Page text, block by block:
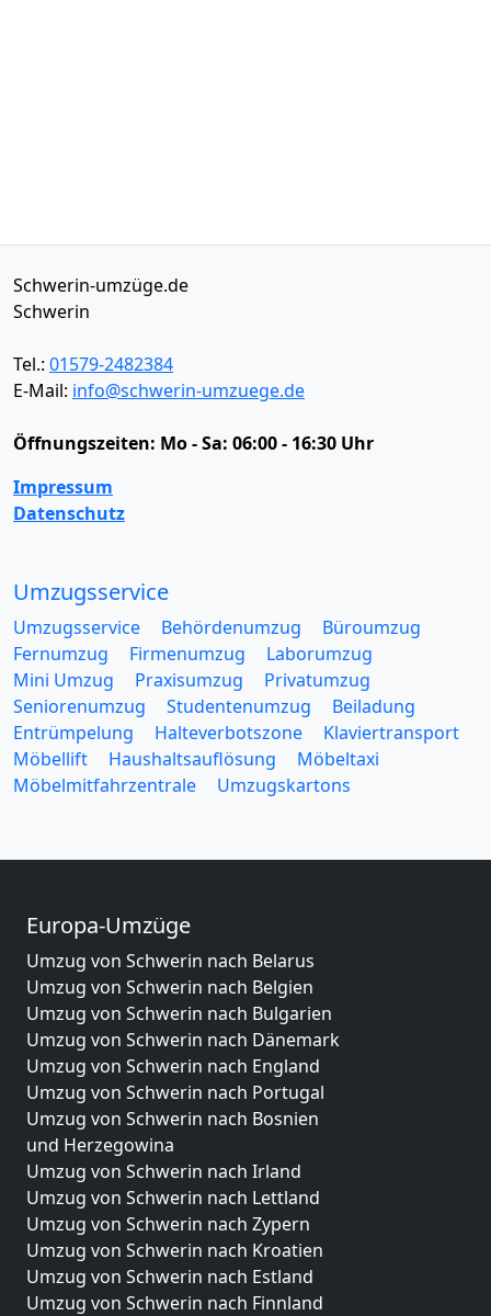
Schwerin-umzüge.de
Schwerin
Tel.: 01579-2482384
E-Mail: info@schwerin-umzuege.de
Öffnungszeiten: Mo - Sa: 06:00 - 16:30 Uhr
Impressum
Datenschutz
Umzugsservice
Umzugsservice Behördenumzug
Büroumzug
Fernumzug
Firmenumzug
Laborumzug
Mini Umzug
Praxisumzug
Privatumzug
Seniorenumzug
Studentenumzug
Beiladung
Entrümpelung
Halteverbotszone
Klaviertransport
Möbellift
Haushaltsauflösung
Möbeltaxi
Möbelmitfahrzentrale
Umzugskartons
Europa-Umzüge
Umzug von Schwerin nach Belarus
Umzug von Schwerin nach Belgien
Umzug von Schwerin nach Bulgarien
Umzug von Schwerin nach Dänemark
Umzug von Schwerin nach England
Umzug von Schwerin nach Portugal
Umzug von Schwerin nach Bosnien
und Herzegowina
Umzug von Schwerin nach Irland
Umzug von Schwerin nach Lettland
Umzug von Schwerin nach Zypern
Umzug von Schwerin nach Kroatien
Umzug von Schwerin nach Estland
Umzug von Schwerin nach Finnland